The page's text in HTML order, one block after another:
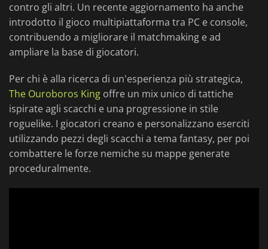
contro gli altri. Un recente aggiornamento ha anche
introdotto il gioco multipiattaforma tra PC e console,
contribuendo a migliorare il matchmaking e ad
ampliare la base di giocatori.
Per chi è alla ricerca di un'esperienza più strategica,
The Ouroboros King offre un mix unico di tattiche
ispirate agli scacchi e una progressione in stile
roguelike. I giocatori creano e personalizzano eserciti
utilizzando pezzi degli scacchi a tema fantasy, per poi
combattere le forze nemiche su mappe generate
proceduralmente.